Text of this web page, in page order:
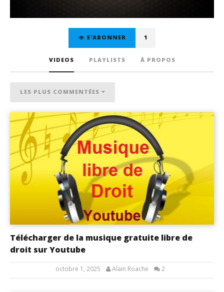
S'ABONNER 1
VIDEOS PLAYLISTS À PROPOS
LES PLUS COMMENTÉES
Télécharger de la musique gratuite libre de
droit sur Youtube
octobre 1, 2025 Alain Roache 2